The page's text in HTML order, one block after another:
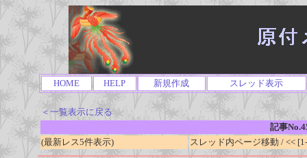
HOME HELP 新規作成 スレッド表示
＜一覧表示に戻る
記事
(最新レス5件表示)
スレッド内ページ移動 / <<